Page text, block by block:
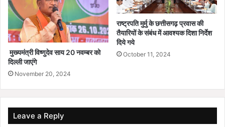
मुख्यमंत्री विष्णुदेव साय 20 नवम्बर को
दिल्ली जाएंगे
November 20, 2024
राष्ट्रपति मुर्मु के छत्तीसगढ़ प्रवास की
तैयारियों के संबंध में आवश्यक दिशा निर्देश
दिये गये
October 11, 2024
Leave a Reply